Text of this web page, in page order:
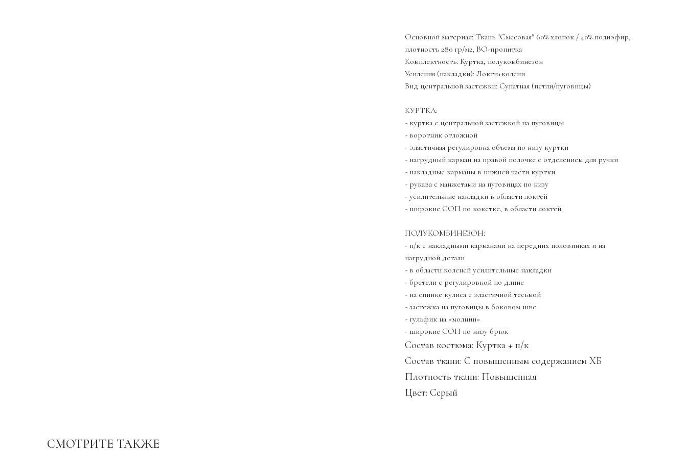
Основной материал: Ткань "Смесовая" 60% хлопок / 40% полиэфир,
плотность 280 гр/м2, ВО-пропитка
Комплектность: Куртка, полукомбинезон
Усиления (накладки): Локти+колени
Вид центральной застежки: Супатная (петли/пуговицы)
КУРТКА:
- куртка с центральной застежкой на пуговицы
- воротник отложной
- эластичная регулировка объема по низу куртки
- нагрудный карман на правой полочке с отделением для ручки
- накладные карманы в нижней части куртки
- рукава с манжетами на пуговицах по низу
- усилительные накладки в области локтей
- широкие СОП по кокетке, в области локтей
ПОЛУКОМБИНЕЗОН:
- п/к с накладными карманами на передних половинках и на
нагрудной детали
- в области коленей усилительные накладки
- бретели с регулировкой по длине
- на спинке кулиса с эластичной тесьмой
- застежка на пуговицы в боковом шве
- гульфик на «молнии»
- широкие СОП по низу брюк
Состав костюма: Куртка + п/к
Состав ткани: С повышенным содержанием ХБ
Плотность ткани: Повышенная
Цвет: Серый
СМОТРИТЕ ТАКЖЕ